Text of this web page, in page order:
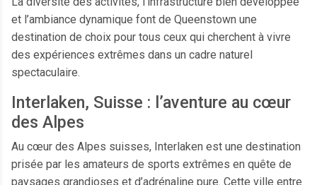
et l’ambiance dynamique font de Queenstown une
destination de choix pour tous ceux qui cherchent à vivre
des expériences extrêmes dans un cadre naturel
spectaculaire.
Interlaken, Suisse : l’aventure au cœur
des Alpes
Au cœur des Alpes suisses, Interlaken est une destination
prisée par les amateurs de sports extrêmes en quête de
paysages grandioses et d’adrénaline pure. Cette ville entre